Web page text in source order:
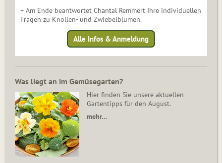
+ Am Ende beantwortet Chantal Remmert Ihre individuellen
Fragen zu Knollen- und Zwiebelblumen.
Alle Infos & Anmeldung
Was liegt an im Gemüsegarten?
Hier finden Sie unsere aktuellen
Gartentipps für den August.
mehr…